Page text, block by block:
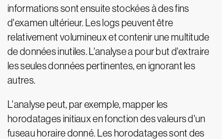
informations sont ensuite stockées à des fins
d'examen ultérieur. Les logs peuvent être
relativement volumineux et contenir une multitude
de données inutiles. L'analyse a pour but d'extraire
les seules données pertinentes, en ignorant les
autres.
L'analyse peut, par exemple, mapper les
horodatages initiaux en fonction des valeurs d'un
fuseau horaire donné. Les horodatages sont des